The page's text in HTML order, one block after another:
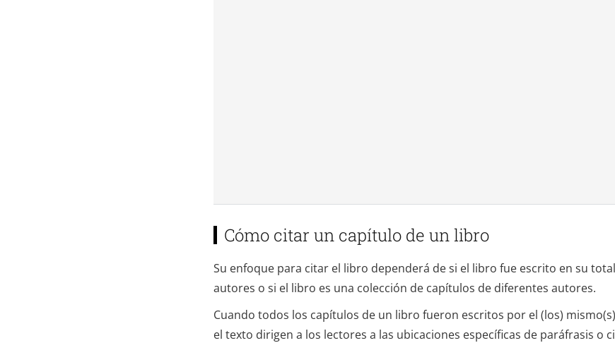
Cómo citar un capítulo de un libro
Su enfoque para citar el libro dependerá de si el libro fue escrito en su
autores o si el libro es una colección de capítulos de diferentes autores.
Cuando todos los capítulos de un libro fueron escritos por el (los)
el texto dirigen a los lectores a las ubicaciones específicas de paráfrasis o